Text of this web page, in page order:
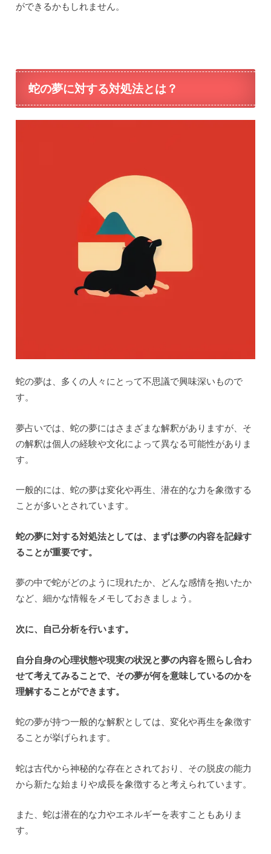
ができるかもしれません。
蛇の夢に対する対処法とは？
蛇の夢は、多くの人々にとって不思議で興味深いもので
す。
夢占いでは、蛇の夢にはさまざまな解釈がありますが、そ
の解釈は個人の経験や文化によって異なる可能性がありま
す。
一般的には、蛇の夢は変化や再生、潜在的な力を象徴する
ことが多いとされています。
蛇の夢に対する対処法としては、まずは夢の内容を記録す
ることが重要です。
夢の中で蛇がどのように現れたか、どんな感情を抱いたか
など、細かな情報をメモしておきましょう。
次に、自己分析を行います。
自分自身の心理状態や現実の状況と夢の内容を照らし合わ
せて考えてみることで、その夢が何を意味しているのかを
理解することができます。
蛇の夢が持つ一般的な解釈としては、変化や再生を象徴す
ることが挙げられます。
蛇は古代から神秘的な存在とされており、その脱皮の能力
から新たな始まりや成長を象徴すると考えられています。
また、蛇は潜在的な力やエネルギーを表すこともありま
す。